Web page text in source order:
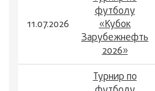
11.07.2026
футболу
«Кубок
Зарубежнефть
2026»
Турнир по